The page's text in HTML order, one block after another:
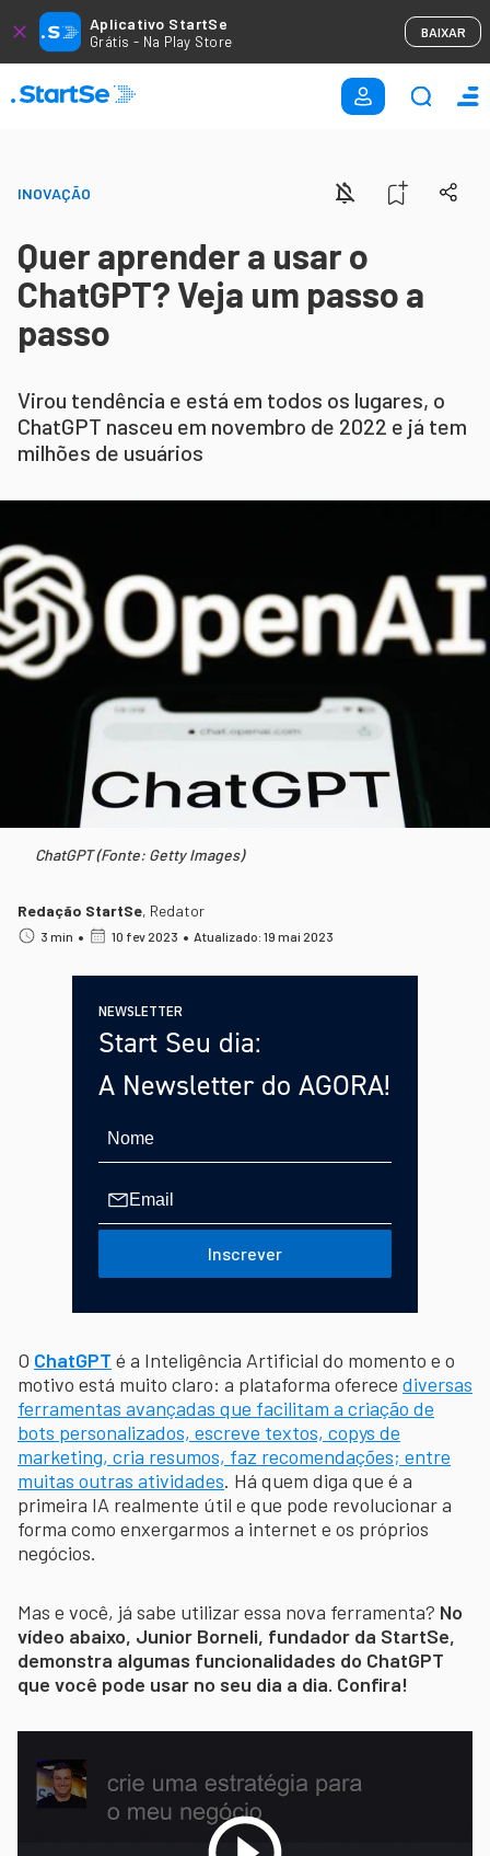
Aplicativo StartSe
Grátis - Na Play Store
BAIXAR
INOVAÇÃO
Quer aprender a usar o
ChatGPT? Veja um passo a
passo
Virou tendência e está em todos os lugares, o
ChatGPT nasceu em novembro de 2022 e já tem
milhões de usuários
ChatGPT (Fonte: Getty Images)
Redação StartSe, Redator
3 min • 10 fev 2023 • Atualizado: 19 mai 2023
NEWSLETTER
Start Seu dia:
A Newsletter do AGORA!
Inscrever
O ChatGPT é a Inteligência Artificial do momento e o
motivo está muito claro: a plataforma oferece diversas
ferramentas avançadas que facilitam a criação de
bots personalizados, escreve textos, copys de
marketing, cria resumos, faz recomendações; entre
muitas outras atividades. Há quem diga que é a
primeira IA realmente útil e que pode revolucionar a
forma como enxergarmos a internet e os próprios
negócios.
Mas e você, já sabe utilizar essa nova ferramenta? No
vídeo abaixo, Junior Borneli, fundador da StartSe,
demonstra algumas funcionalidades do ChatGPT
que você pode usar no seu dia a dia. Confira!